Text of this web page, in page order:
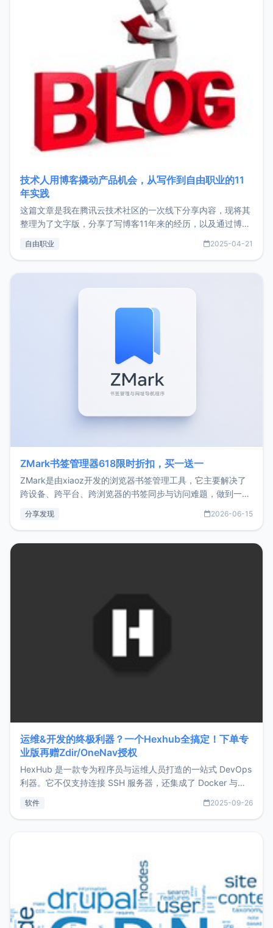
技术人用博客撬动产品机会，从写作到自由职业的11
年实践
这篇文章是我在腾讯云技术社区的一次线下分享内容，现将其
整理为了文字版，分享了写博客11年来的经历，以及通过博客
了我的首个产品ImgURL的真实数据和产品现状。自我介绍大
自由职业 2025-04-21
ZMark书签管理器618限时折扣，买一送一
ZMark是由xiaoz开发的浏览器书签管理工具，它主要解决了
跨设备、跨平台、跨浏览器的书签同步与访问难题，做到一处
用，让管理更高效。ZMark官网地址：
分享发现 2026-06-15
运维&开发的终极利器？一个Hexhub全搞定！下单专
业版再赠Zdir/OneNav授权
HexHub 是一款专为程序员与运维人员打造的一站式 DevOps
利器。它不仅支持连接 SSH 服务器，还集成了 Docker 与常
件间频繁切换，仅凭 HexHub 即可同时搞定运维与数据库操
软件 2025-09-26